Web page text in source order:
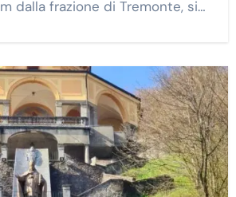
dalla frazione di Tremonte, si…